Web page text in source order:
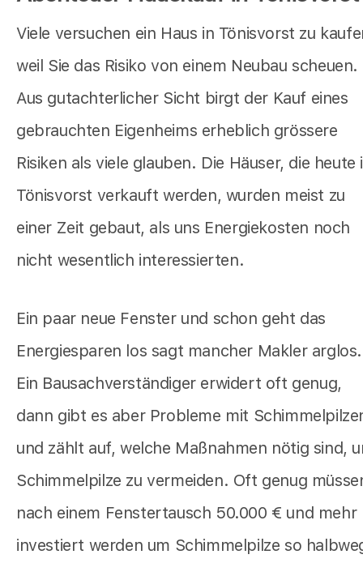
Viele versuchen ein Haus in Tönisvorst zu
weil Sie das Risiko von einem Neubau scheuen.
Aus gutachterlicher Sicht birgt der Kauf eines
gebrauchten Eigenheims erheblich grössere
Risiken als viele glauben. Die Häuser, die heute
Tönisvorst verkauft werden, wurden meist zu
einer Zeit gebaut, als uns Energiekosten noch
nicht wesentlich interessierten.
Ein paar neue Fenster und schon geht das
Energiesparen los sagt mancher Makler arglos.
Ein Bausachverständiger erwidert oft genug,
dann gibt es aber Probleme mit
und zählt auf, welche Maßnahmen nötig sind,
Schimmelpilze zu vermeiden. Oft genug
nach einem Fenstertausch 50.000 € und mehr
investiert werden um Schimmelpilze so